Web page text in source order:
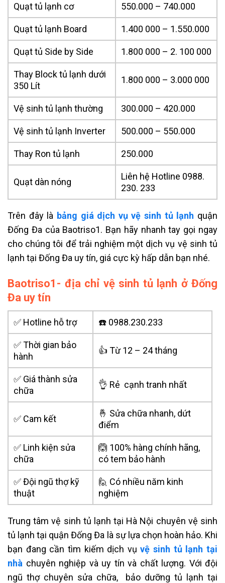
Quạt tủ lạnh cơ 550.000 – 740.000
Quạt tủ lạnh Board 1.400 000 – 1.550.000
Quạt tủ Side by Side 1.800 000 – 2. 100 000
Thay Block tủ lạnh dưới
350 Lít
1.800 000 – 3.000 000
Vệ sinh tủ lạnh thường 300.000 – 420.000
Vệ sinh tủ lạnh Inverter 500.000 – 550.000
Thay Ron tủ lạnh 250.000
Quạt dàn nóng
Liên hệ Hotline 0988.
230. 233
Trên đây là bảng giá dịch vụ vệ sinh tủ lạnh quận
Đống Đa của Baotriso1. Bạn hãy nhanh tay gọi ngay
cho chúng tôi để trải nghiệm một dịch vụ vệ sinh tủ
lạnh tại Đống Đa uy tín, giá cực kỳ hấp dẫn bạn nhé.
Baotriso1- địa chỉ vệ sinh tủ lạnh ở Đống
Đa uy tín
✅ Hotline hỗ trợ ☎️ 0988.230.233
✅ Thời gian bảo
hành
👍 Từ 12 – 24 tháng
✅ Giá thành sửa
chữa
👌 Rẻ cạnh tranh nhất
✅ Cam kết
🤞 Sửa chữa nhanh, dứt
điểm
✅ Linh kiện sửa
chữa
🙆 100% hàng chính hãng,
có tem bảo hành
✅ Đội ngũ thợ kỹ
thuật
🙋 Có nhiều năm kinh
nghiệm
Trung tâm vệ sinh tủ lạnh tại Hà Nội chuyên vệ sinh
tủ lạnh tại quận Đống Đa là sự lựa chọn hoàn hảo. Khi
bạn đang cần tìm kiếm dịch vụvệ sinh tủ lạnh tại
nhà chuyên nghiệp và uy tín và chất lượng. Với đội
ngũ thợ chuyên sửa chữa, bảo dưỡng tủ lạnh tại